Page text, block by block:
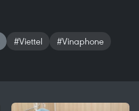
#Viettel #Vinaphone